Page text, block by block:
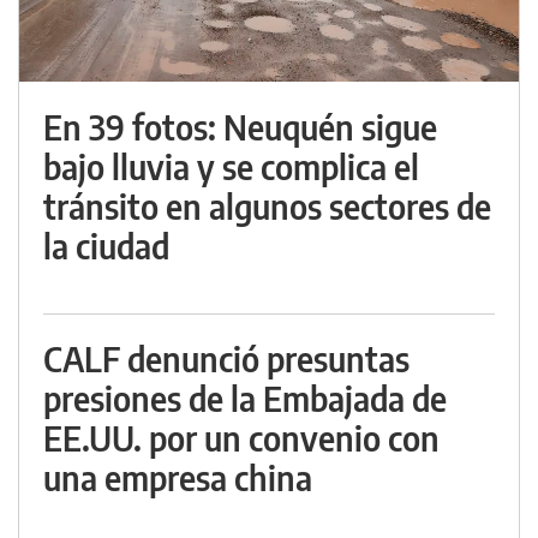
En 39 fotos: Neuquén sigue
bajo lluvia y se complica el
tránsito en algunos sectores de
la ciudad
CALF denunció presuntas
presiones de la Embajada de
EE.UU. por un convenio con
una empresa china